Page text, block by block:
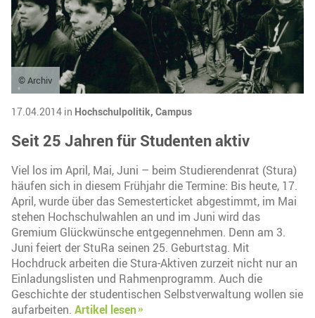
© Archiv
17.04.2014 in Hochschulpolitik, Campus
Seit 25 Jahren für Studenten aktiv
Viel los im April, Mai, Juni – beim Studierendenrat (Stura)
häufen sich in diesem Frühjahr die Termine: Bis heute, 17.
April, wurde über das Semesterticket abgestimmt, im Mai
stehen Hochschulwahlen an und im Juni wird das
Gremium Glückwünsche entgegennehmen. Denn am 3.
Juni feiert der StuRa seinen 25. Geburtstag. Mit
Hochdruck arbeiten die Stura-Aktiven zurzeit nicht nur an
Einladungslisten und Rahmenprogramm. Auch die
Geschichte der studentischen Selbstverwaltung wollen sie
aufarbeiten. Artikel lesen